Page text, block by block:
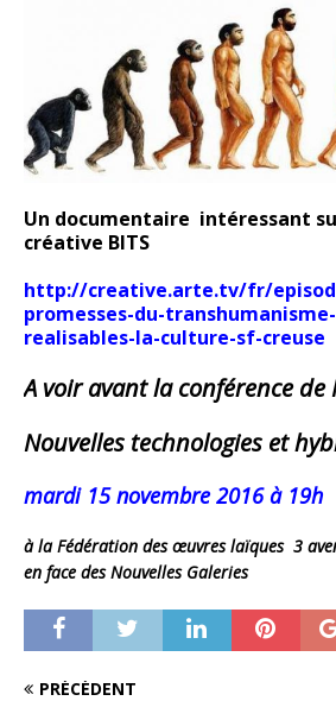
Un documentaire intéressant
créative BITS
http://creative.arte.tv/fr/
promesses-du-
realisables-la-culture-sf-creuse
A voir avant la conférence de
Nouvelles technologies et
mardi 15 novembre 2016 à 19h
à la Fédération des œuvres laïques 3
en face des Nouvelles Galeries
PRÉCÉDENT